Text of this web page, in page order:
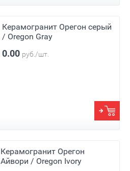
Керамогранит Орегон серый
/ Oregon Gray
0.00 руб./шт.
Керамогранит Орегон
Айвори / Oregon Ivory